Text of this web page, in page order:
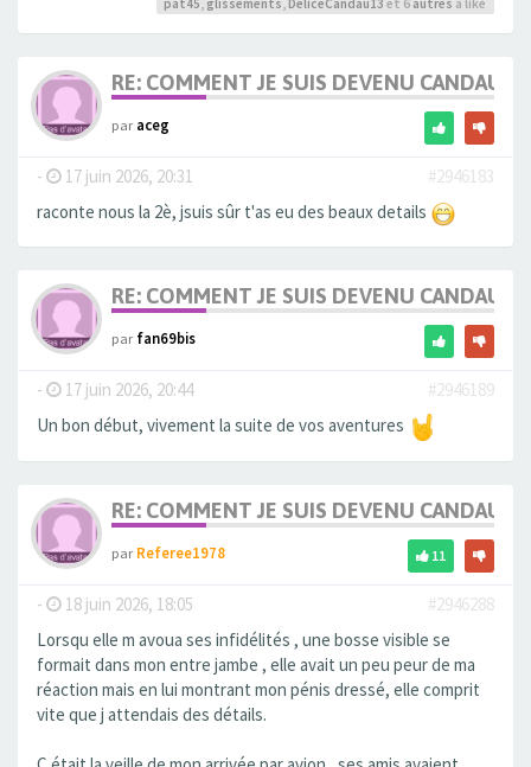
pat45, glissements, DeliceCandau13 et 6 autres a liké
RE: COMMENT JE SUIS DEVENU
paraceg
- 17 juin 2026, 20:31
#2946183
raconte nous la 2è, jsuis sûr t'as eu des beaux details
RE: COMMENT JE SUIS DEVENU
parfan69bis
- 17 juin 2026, 20:44
#2946189
Un bon début, vivement la suite de vos aventures
RE: COMMENT JE SUIS DEVENU
parReferee1978 11
- 18 juin 2026, 18:05
#2946288
Lorsqu elle m avoua ses infidélités , une bosse visible se
formait dans mon entre jambe , elle avait un peu peur de ma
réaction mais en lui montrant mon pénis dressé, elle comprit
vite que j attendais des détails.